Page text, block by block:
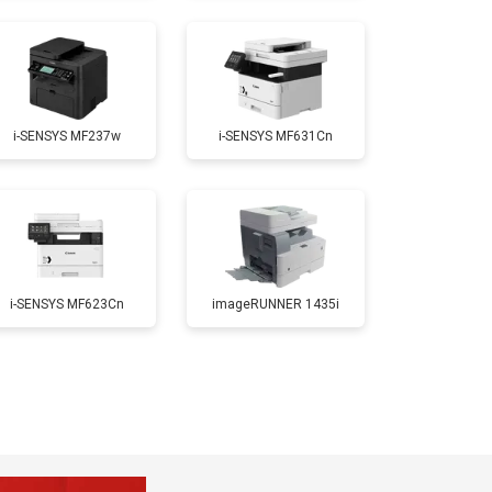
2700 ₽ Заказать
2500 ₽ Заказать
3500 ₽ Заказать
i-SENSYS MF237w i-SENSYS MF631Cn
i-SENSYS MF623Cn imageRUNNER 1435i